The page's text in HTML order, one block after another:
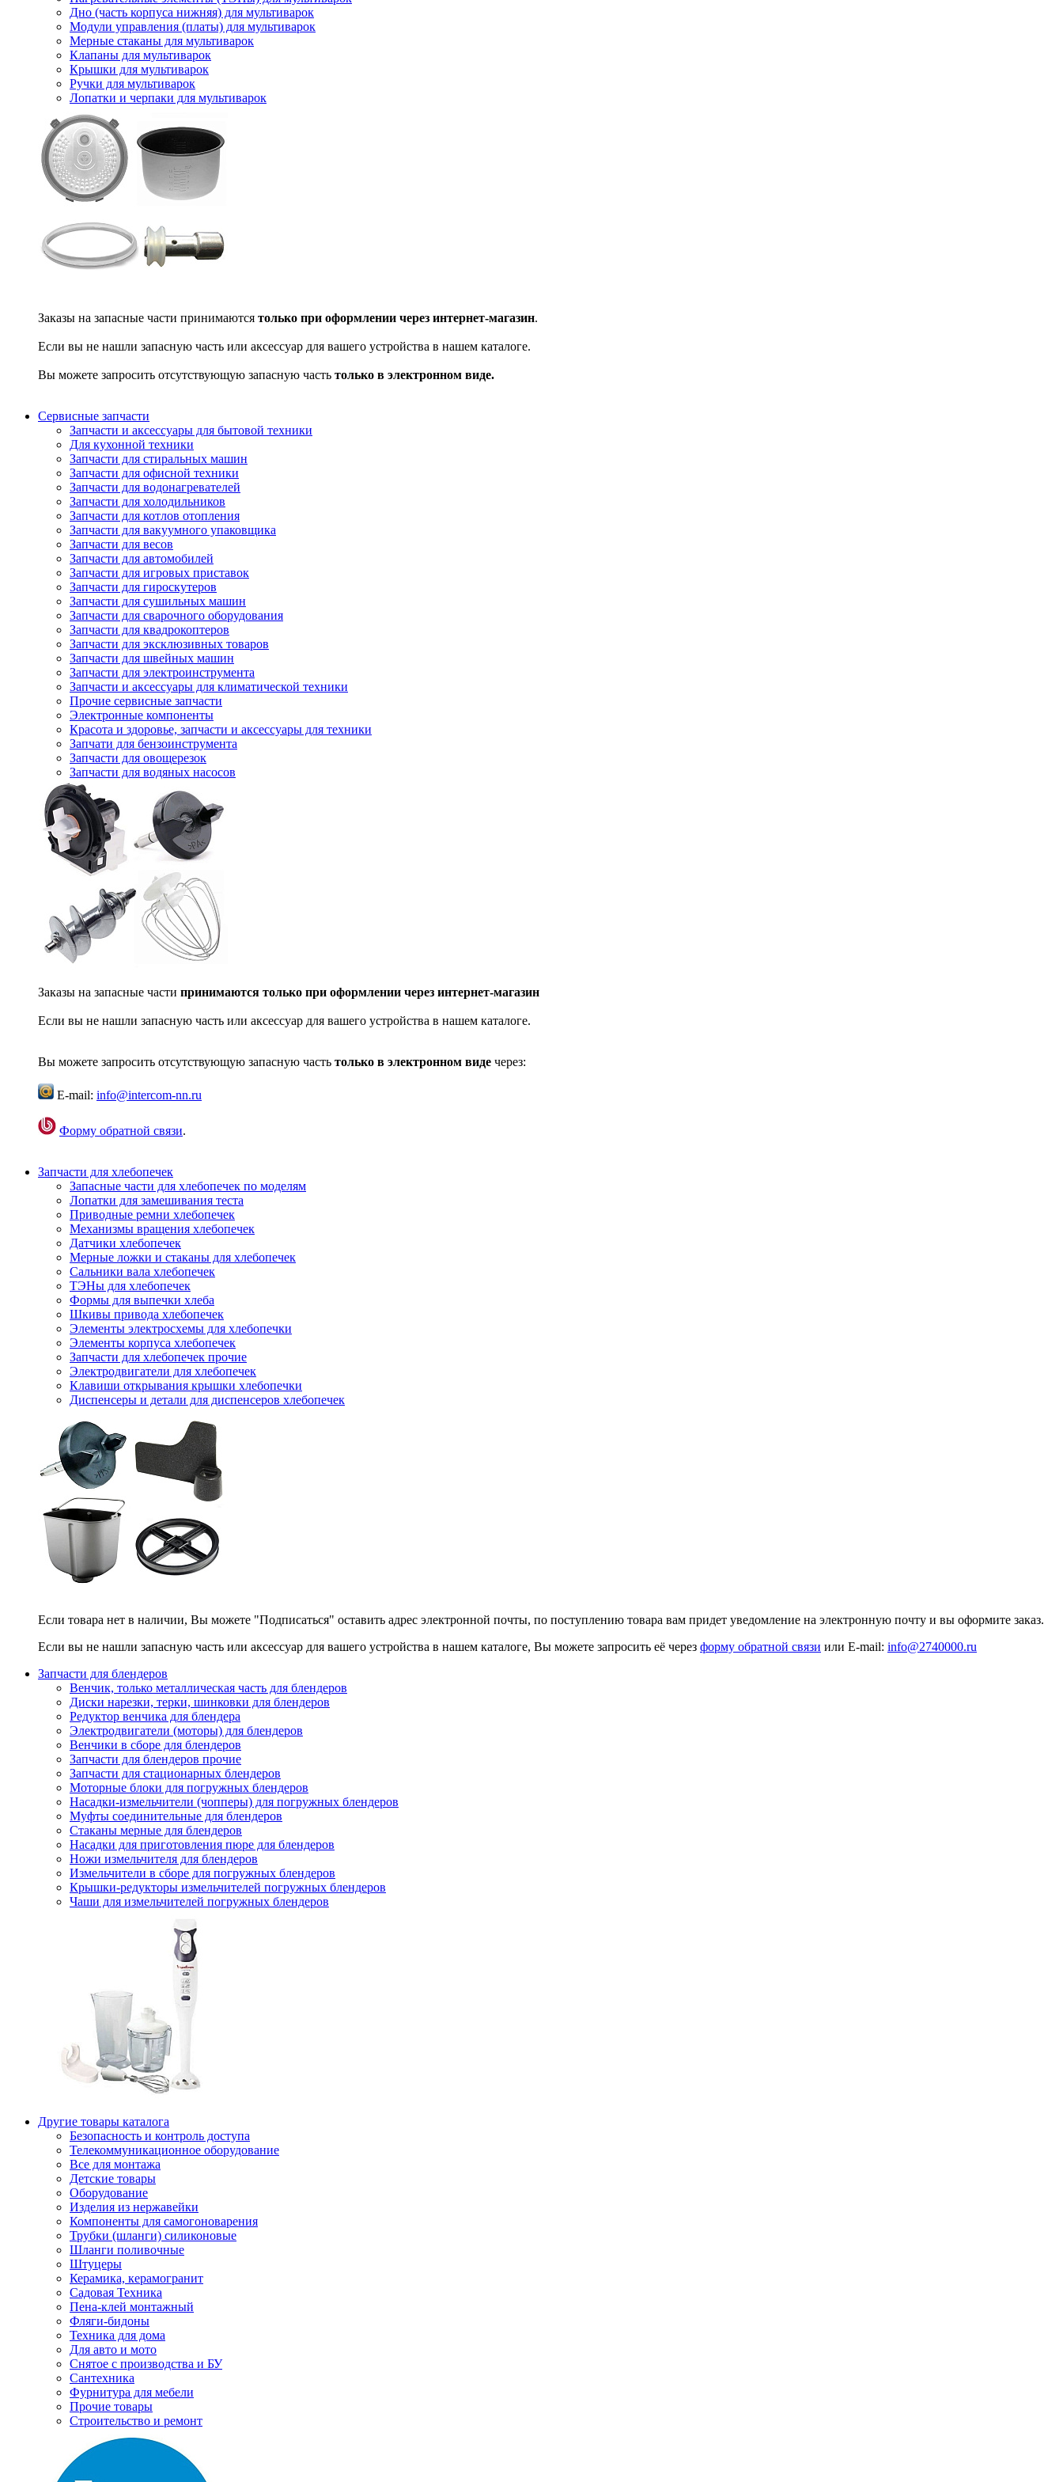
Дно (часть корпуса нижняя) для мультиварок
Модули управления (платы) для мультиварок
Мерные стаканы для мультиварок
Клапаны для мультиварок
Крышки для мультиварок
Ручки для мультиварок
Лопатки и черпаки для мультиварок
Заказы на запасные части принимаются только при оформлении через интернет-магазин.
Если вы не нашли запасную часть или аксессуар для вашего устройства в нашем каталоге.
Вы можете запросить отсутствующую запасную часть только в электронном виде.
Сервисные запчасти
Запчасти и аксессуары для бытовой техники
Для кухонной техники
Запчасти для стиральных машин
Запчасти для офисной техники
Запчасти для водонагревателей
Запчасти для холодильников
Запчасти для котлов отопления
Запчасти для вакуумного упаковщика
Запчасти для весов
Запчасти для автомобилей
Запчасти для игровых приставок
Запчасти для гироскутеров
Запчасти для сушильных машин
Запчасти для сварочного оборудования
Запчасти для квадрокоптеров
Запчасти для эксклюзивных товаров
Запчасти для швейных машин
Запчасти для электроинструмента
Запчасти и аксессуары для климатической техники
Прочие сервисные запчасти
Электронные компоненты
Красота и здоровье, запчасти и аксессуары для техники
Запчати для бензоинструмента
Запчасти для овощерезок
Запчасти для водяных насосов
Заказы на запасные части принимаются только при оформлении через интернет-магазин
Если вы не нашли запасную часть или аксессуар для вашего устройства в нашем каталоге.
Вы можете запросить отсутствующую запасную часть только в электронном виде через:
E-mail: info@intercom-nn.ru
Форму обратной связи.
Запчасти для хлебопечек
Запасные части для хлебопечек по моделям
Лопатки для замешивания теста
Приводные ремни хлебопечек
Механизмы вращения хлебопечек
Датчики хлебопечек
Мерные ложки и стаканы для хлебопечек
Сальники вала хлебопечек
ТЭНы для хлебопечек
Формы для выпечки хлеба
Шкивы привода хлебопечек
Элементы электросхемы для хлебопечки
Элементы корпуса хлебопечек
Запчасти для хлебопечек прочие
Электродвигатели для хлебопечек
Клавиши открывания крышки хлебопечки
Диспенсеры и детали для диспенсеров хлебопечек
Если товара нет в наличии, Вы можете "Подписаться" оставить адрес электронной почты, по поступлению товара вам придет уведомление на электронную почту и вы оформите заказ.
Если вы не нашли запасную часть или аксессуар для вашего устройства в нашем каталоге, Вы можете запросить её через форму обратной связи или E-mail: info@2740000.ru
Запчасти для блендеров
Венчик, только металлическая часть для блендеров
Диски нарезки, терки, шинковки для блендеров
Редуктор венчика для блендера
Электродвигатели (моторы) для блендеров
Венчики в сборе для блендеров
Запчасти для блендеров прочие
Запчасти для стационарных блендеров
Моторные блоки для погружных блендеров
Насадки-измельчители (чопперы) для погружных блендеров
Муфты соединительные для блендеров
Стаканы мерные для блендеров
Насадки для приготовления пюре для блендеров
Ножи измельчителя для блендеров
Измельчители в сборе для погружных блендеров
Крышки-редукторы измельчителей погружных блендеров
Чаши для измельчителей погружных блендеров
Другие товары каталога
Безопасность и контроль доступа
Телекоммуникационное оборудование
Все для монтажа
Детские товары
Оборудование
Изделия из нержавейки
Компоненты для самогоноварения
Трубки (шланги) силиконовые
Шланги поливочные
Штуцеры
Керамика, керамогранит
Садовая Техника
Пена-клей монтажный
Фляги-бидоны
Техника для дома
Для авто и мото
Снятое с производства и БУ
Сантехника
Фурнитура для мебели
Прочие товары
Строительство и ремонт